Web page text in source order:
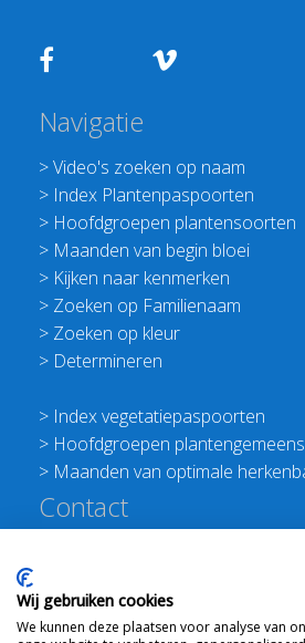
Navigatie
>Video's zoeken op naam
> Index Plantenpaspoorten
> Hoofdgroepen plantensoorten
> Maanden van begin bloei
> Kijken naar kenmerken
> Zoeken op Familienaam
> Zoeken op kleur
> Determineren
> Index vegetatiepaspoorten
> Hoofdgroepen
> Maanden van optimale
Contact
E:info@floravannederland.nl
Plein 1992 70F 6221JP Maastricht
Wij gebruiken cookies
We kunnen deze plaatsen voor analyse van